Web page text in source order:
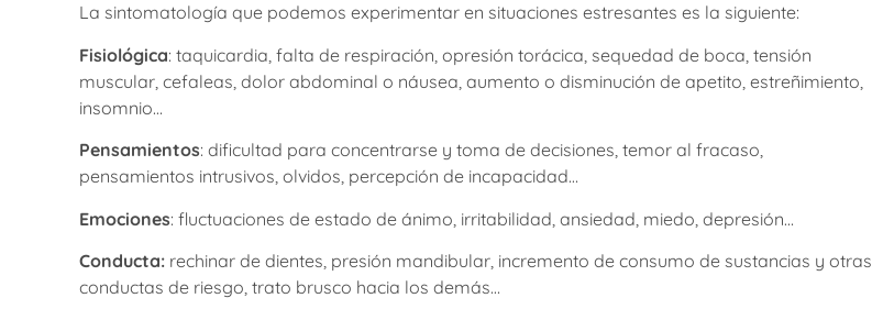
La sintomatología que podemos experimentar en situaciones estresantes es la siguiente:
Fisiológica: taquicardia, falta de respiración, opresión torácica, sequedad de boca, tensión
muscular, cefaleas, dolor abdominal o náusea, aumento o disminución de apetito, estreñimiento,
insomnio…
Pensamientos: dificultad para concentrarse y toma de decisiones, temor al fracaso,
pensamientos intrusivos, olvidos, percepción de incapacidad…
Emociones: fluctuaciones de estado de ánimo, irritabilidad, ansiedad, miedo, depresión…
Conducta: rechinar de dientes, presión mandibular, incremento de consumo de sustancias y otras
conductas de riesgo, trato brusco hacia los demás…